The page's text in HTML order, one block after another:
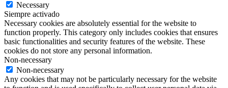
Necessary
Siempre activado
Necessary cookies are absolutely essential for the website to
function properly. This category only includes cookies that ensures
basic functionalities and security features of the website. These
cookies do not store any personal information.
Non-necessary
Non-necessary
Any cookies that may not be particularly necessary for the website